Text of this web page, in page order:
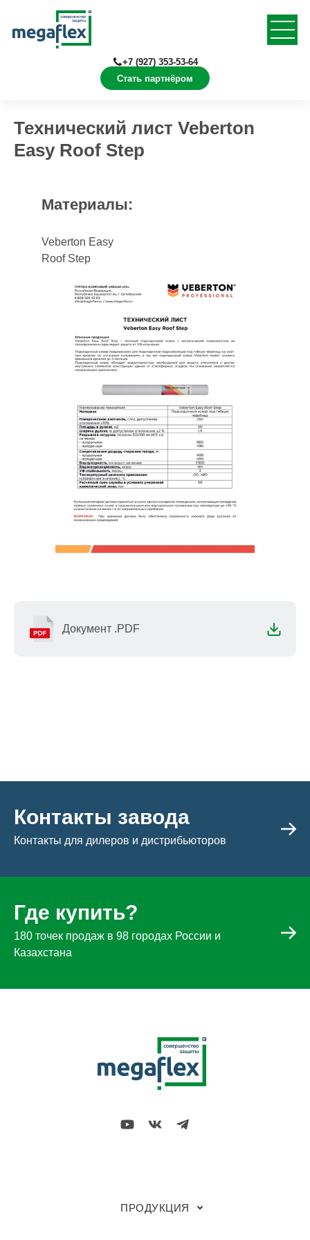
Стать партнёром
+7 (927) 353-53-64
Технический лист Veberton
Easy Roof Step
Документ .PDF
Материалы:
Veberton Easy
Roof Step
Контакты завода
Контакты для дилеров и дистрибьюторов
Где купить?
180 точек продаж в 98 городах России и
Казахстана
ПРОДУКЦИЯ